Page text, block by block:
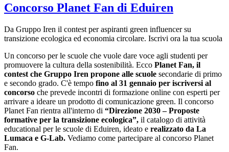
Concorso Planet Fan di Eduiren
Da Gruppo Iren il contest per aspiranti green influencer su
transizione ecologica ed economia circolare. Iscrivi ora la tua scuola
Un concorso per le scuole che vuole dare voce agli studenti per
promuovere la cultura della sostenibilità. Ecco Planet Fan, il
contest che Gruppo Iren propone alle scuole secondarie di primo
e secondo grado. C'è tempo fino al 31 gennaio per iscriversi al
concorso che prevede incontri di formazione online con esperti per
arrivare a ideare un prodotto di comunicazione green. Il concorso
Planet Fan rientra all'interno di “Direzione 2030 – Proposte
formative per la transizione ecologica”, il catalogo di attività
educational per le scuole di Eduiren, ideato e realizzato da La
Lumaca e G-Lab. Vediamo come partecipare al concorso Planet
Fan.